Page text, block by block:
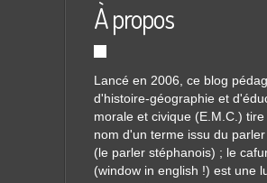
À propos
Lancé en 2006, ce blog
d'histoire-géographie et
morale et civique (E.M.C.) tire
nom d'un terme issu du
(le parler stéphanois) ; le
(window in english !) est une